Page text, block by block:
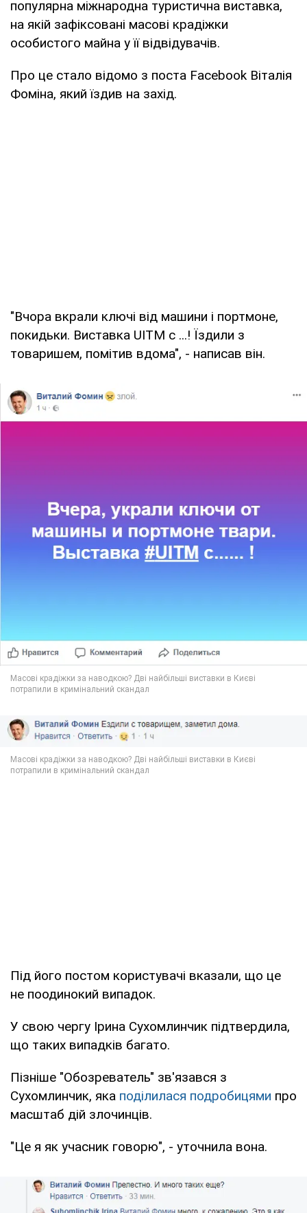
популярна міжнародна туристична виставка,
на якій зафіксовані масові крадіжки
особистого майна у її відвідувачів.
Про це стало відомо з поста Facebook Віталія
Фоміна, який їздив на захід.
"Вчора вкрали ключі від машини і портмоне,
покидьки. Виставка UITM с ...! Їздили з
товаришем, помітив вдома", - написав він.
Під його постом користувачі вказали, що це
не поодинокий випадок.
У свою чергу Ірина Сухомлинчик підтвердила,
що таких випадків багато.
Пізніше "Обозреватель" зв'язався з
Сухомлинчик, яка поділилася подробицями про
масштаб дій злочинців.
"Це я як учасник говорю", - уточнила вона.